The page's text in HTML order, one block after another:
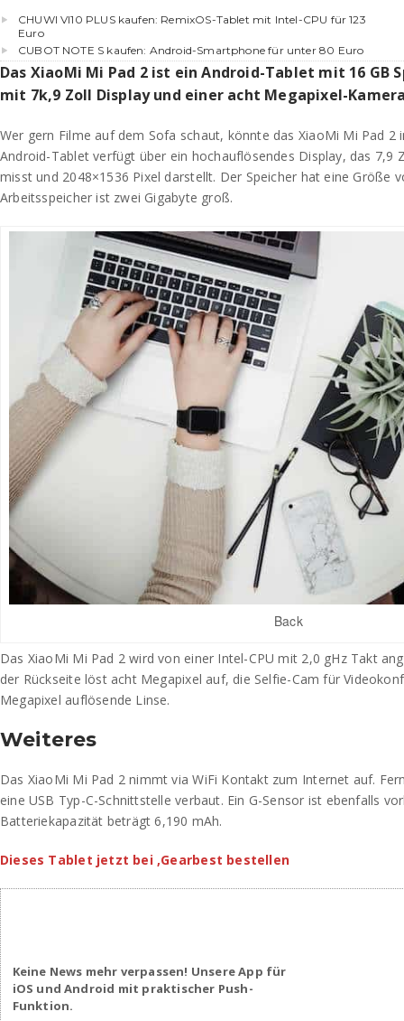
CHUWI VI10 PLUS kaufen: RemixOS-Tablet mit Intel-CPU für 123
Euro
CUBOT NOTE S kaufen: Android-Smartphone für unter 80 Euro
Das XiaoMi Mi Pad 2 ist ein Android-Tablet mit 16 GB
mit 7k,9 Zoll Display und einer acht Megapixel-
Wer gern Filme auf dem Sofa schaut, könnte das XiaoMi Mi Pad 2
Android-Tablet verfügt über ein hochauflösendes Display, das 7,9
misst und 2048×1536 Pixel darstellt. Der Speicher hat eine Größe
Arbeitsspeicher ist zwei Gigabyte groß.
Back
Das XiaoMi Mi Pad 2 wird von einer Intel-CPU mit 2,0 gHz Takt
der Rückseite löst acht Megapixel auf, die Selfie-Cam für
Megapixel auflösende Linse.
Weiteres
Das XiaoMi Mi Pad 2 nimmt via WiFi Kontakt zum Internet auf.
eine USB Typ-C-Schnittstelle verbaut. Ein G-Sensor ist ebenfalls
Batteriekapazität beträgt 6,190 mAh.
Dieses Tablet jetzt bei ‚Gearbest bestellen
Keine News mehr verpassen! Unsere App für
iOS und Android mit praktischer Push-
Funktion.